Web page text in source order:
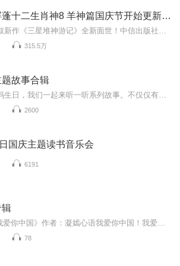
小猪屏蓬十二生肖神8 羊神篇国庆节开始更新啦！
315.5万
题故事合辑
2600
国庆主题读书音乐会
6191
辑
78